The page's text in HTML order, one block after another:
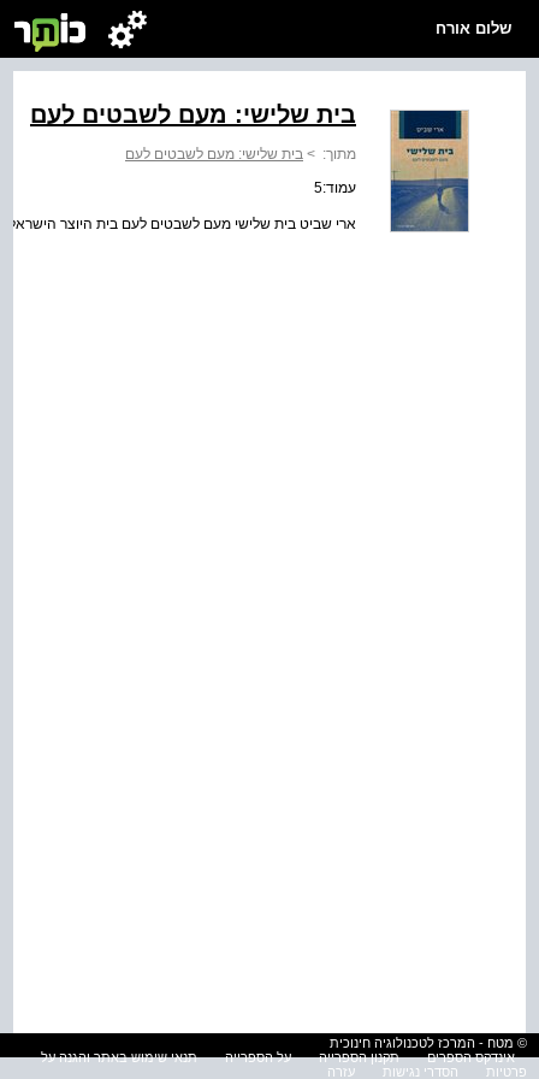
שלום אורח
בית שלישי: מעם לשבטים לעם
מתוך: > בית שלישי: מעם לשבטים לעם
עמוד:5
ארי שביט בית שלישי מעם לשבטים לעם בית היוצר הישראלי  ידיעות אחרונות  ספרי חמד
© מטח - המרכז לטכנולוגיה חינוכית
אינדקס הספרים
תקנון הספרייה על הספרייה
תנאי שימוש באתר והגנה על
פרטיות
הסדרי נגישות עזרה